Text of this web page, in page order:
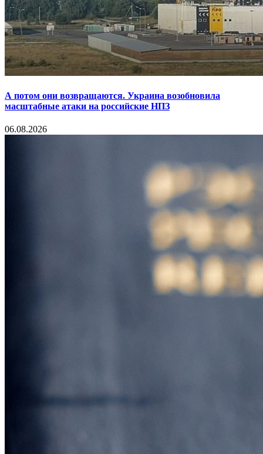
А потом они возвращаются. Украина возобновила
масштабные атаки на российские НПЗ
06.08.2026